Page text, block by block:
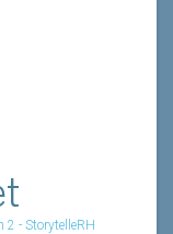
2 - StorytelleRH